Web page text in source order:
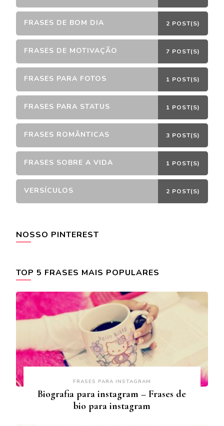
FRASES DE BOM DIA 2 POST(S)
FRASES DE MOTIVAÇÃO 7 POST(S)
FRASES PARA FOTOS 1 POST(S)
FRASES PARA STATUS 1 POST(S)
FRASES ROMÂNTICAS 3 POST(S)
FRASES SOBRE A VIDA 1 POST(S)
VERSÍCULOS 2 POST(S)
NOSSO PINTEREST
TOP 5 FRASES MAIS POPULARES
FRASES PARA INSTAGRAM
Biografia para instagram – Frases de
bio para instagram